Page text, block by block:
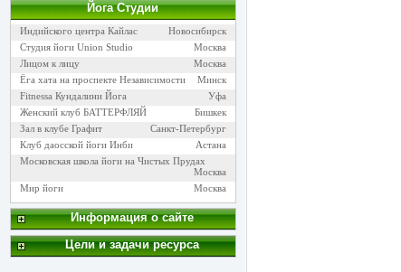
Йога Cтудии
Индийского центра Кайлас
Новосибирск
Студия йоги Union Studio
Москва
Лицом к лицу
Москва
Ёга хата на проспекте Независимости
Минск
Fitnessa Кундалини Йога
Уфа
Женский клуб БАТТЕРФЛЯЙ
Бишкек
Зал в клубе Графит
Санкт-Петербург
Клуб даосской йоги Инби
Астана
Московская школа йоги на Чистых Прудах
Москва
Мир йоги
Москва
Информация о сайте
Цели и задачи ресурса